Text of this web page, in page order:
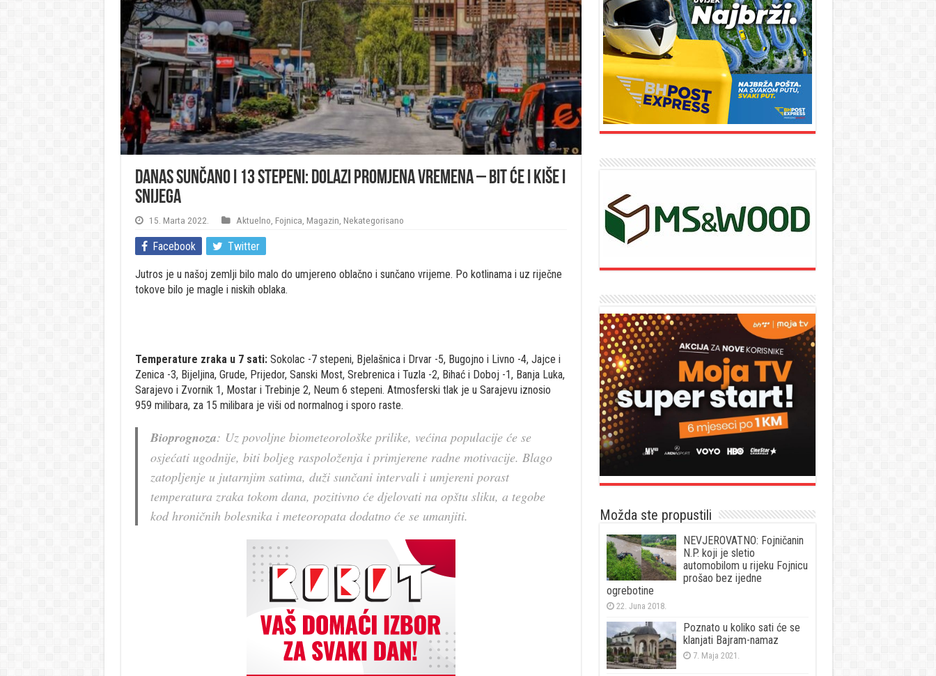
Danas sunčano i 13 stepeni: Dolazi promjena vremena – bit će i kiše i
snijega
15. Marta 2022. Aktuelno Fojnica Magazin Nekategorisano
Facebook Twitter
Jutros je u našoj zemlji bilo malo do umjereno oblačno i sunčano vrijeme. Po kotlinama i uz riječne
tokove bilo je magle i niskih oblaka.
Temperature zraka u 7 sati:Sokolac -7 stepeni, Bjelašnica i Drvar -5, Bugojno i Livno -4, Jajce i
Zenica -3, Bijeljina, Grude, Prijedor, Sanski Most, Srebrenica i Tuzla -2, Bihać i Doboj -1, Banja Luka,
Sarajevo i Zvornik 1, Mostar i Trebinje 2, Neum 6 stepeni. Atmosferski tlak je u Sarajevu iznosio
959 milibara, za 15 milibara je viši od normalnog i sporo raste.
Bioprognoza: Uz povoljne biometeorološke prilike, većina populacije će se
osjećati ugodnije, biti boljeg raspoloženja i primjerene radne motivacije. Blago
zatopljenje u jutarnjim satima, duži sunčani intervali i umjereni porast
temperatura zraka tokom dana, pozitivno će djelovati na opštu sliku, a tegobe
kod hroničnih bolesnika i meteoropata dodatno će se umanjiti.
Možda ste propustili
NEVJEROVATNO: Fojničanin
N.P. koji je sletio
automobilom u rijeku Fojnicu
prošao bez ijedne
ogrebotine
22. Juna 2018.
Poznato u koliko sati će se
klanjati Bajram-namaz
7. Maja 2021.